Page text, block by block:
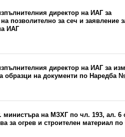
директор на ИАГ за
позволително за сеч и заявление
ИАГ
директор на ИАГ за
образци на документи по Наредба
министъра на МЗХГ по чл. 193, ал. 6
за огрев и строителен материал по